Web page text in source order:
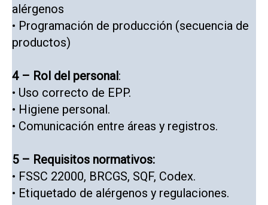
alérgenos
• Programación de producción (secuencia de
productos)
4 – Rol del personal:
• Uso correcto de EPP.
• Higiene personal.
• Comunicación entre áreas y registros.
5 – Requisitos normativos:
• FSSC 22000, BRCGS, SQF, Codex.
• Etiquetado de alérgenos y regulaciones.